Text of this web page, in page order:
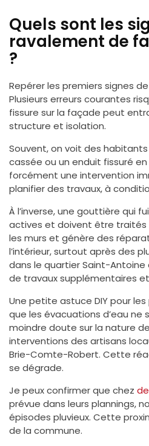
Quels sont les
ravalement de
?
Repérer les premiers signes
Plusieurs erreurs courantes
fissure sur la façade peut
structure et isolation.
Souvent, on voit des
cassée ou un enduit fissuré
forcément une intervention
planifier des travaux, à
À l’inverse, une gouttière qui
actives et doivent être traités
les murs et génère des
l’intérieur, surtout après des
dans le quartier Saint-
de travaux supplémentaires et
Une petite astuce DIY pour
que les évacuations d’eau ne
moindre doute sur la nature
interventions des artisans
Brie-Comte-Robert. Cette
se dégrade.
Je peux confirmer que chez
prévue dans leurs plannings,
épisodes pluvieux. Cette
de la commune.